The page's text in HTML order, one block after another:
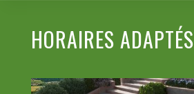
HORAIRES ADAPTÉS